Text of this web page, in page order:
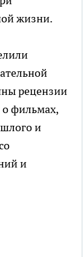
жизни.
рецензии
фильмах,
и
и